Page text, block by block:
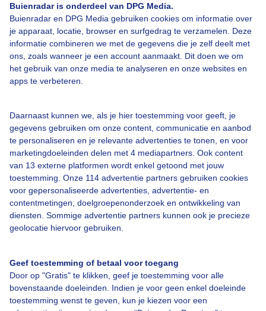
Buienradar is onderdeel van DPG Media.
Buienradar en DPG Media gebruiken cookies om informatie over
je apparaat, locatie, browser en surfgedrag te verzamelen. Deze
informatie combineren we met de gegevens die je zelf deelt met
ons, zoals wanneer je een account aanmaakt. Dit doen we om
het gebruik van onze media te analyseren en onze websites en
apps te verbeteren.
Daarnaast kunnen we, als je hier toestemming voor geeft, je
gegevens gebruiken om onze content, communicatie en aanbod
te personaliseren en je relevante advertenties te tonen, en voor
marketingdoeleinden delen met 4 mediapartners. Ook content
van 13 externe platformen wordt enkel getoond met jouw
toestemming. Onze 114 advertentie partners gebruiken cookies
voor gepersonaliseerde advertenties, advertentie- en
contentmetingen, doelgroepenonderzoek en ontwikkeling van
diensten. Sommige advertentie partners kunnen ook je precieze
geolocatie hiervoor gebruiken.
Geef toestemming of betaal voor toegang
Door op "Gratis" te klikken, geef je toestemming voor alle
bovenstaande doeleinden. Indien je voor geen enkel doeleinde
toestemming wenst te geven, kun je kiezen voor een
Een moment geduld aub...
Over Buienradar
Bedrijfsgegevens
Veelgestelde vragen
Contact
Gebruikersvoorwaarden
Adverteren
Buienradar Team